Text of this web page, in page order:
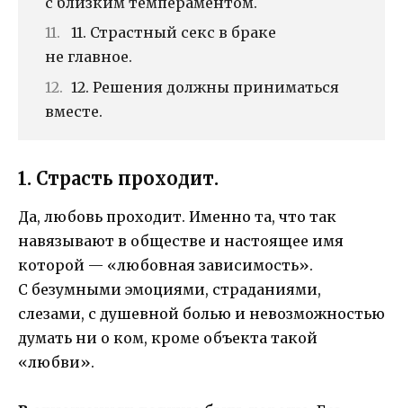
11. Страстный секс в браке
не главное.
12. Решения должны приниматься
вместе.
1. Страсть проходит.
Да, любовь проходит. Именно та, что так
навязывают в обществе и настоящее имя
которой — «любовная зависимость».
С безумными эмоциями, страданиями,
слезами, с душевной болью и невозможностью
думать ни о ком, кроме объекта такой
«любви».